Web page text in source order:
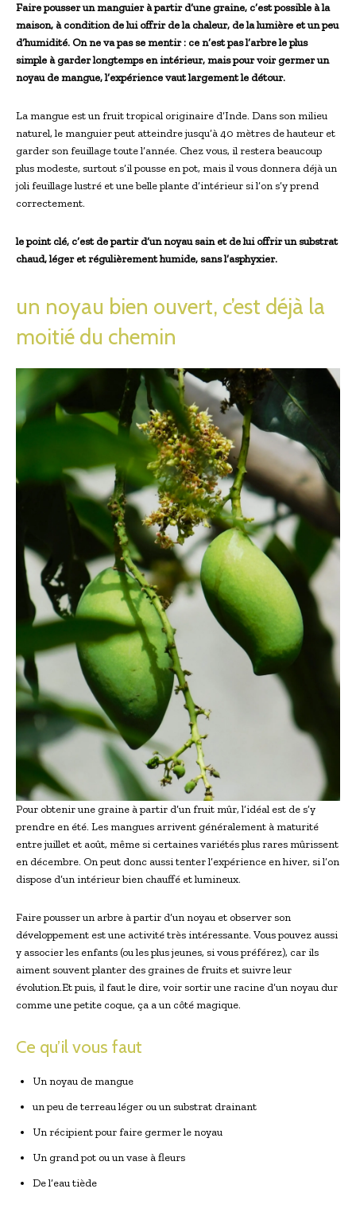
Faire pousser un manguier à partir d’une graine, c’est possible à la
maison, à condition de lui offrir de la chaleur, de la lumière et un peu
d’humidité. On ne va pas se mentir : ce n’est pas l’arbre le plus
simple à garder longtemps en intérieur, mais pour voir germer un
noyau de mangue, l’expérience vaut largement le détour.
La mangue est un fruit tropical originaire d’Inde. Dans son milieu
naturel, le manguier peut atteindre jusqu’à 40 mètres de hauteur et
garder son feuillage toute l’année. Chez vous, il restera beaucoup
plus modeste, surtout s’il pousse en pot, mais il vous donnera déjà un
joli feuillage lustré et une belle plante d’intérieur si l’on s’y prend
correctement.
le point clé, c’est de partir d’un noyau sain et de lui offrir un substrat
chaud, léger et régulièrement humide, sans l’asphyxier.
un noyau bien ouvert, c’est déjà la
moitié du chemin
Pour obtenir une graine à partir d’un fruit mûr, l’idéal est de s’y
prendre en été. Les mangues arrivent généralement à maturité
entre juillet et août, même si certaines variétés plus rares mûrissent
en décembre. On peut donc aussi tenter l’expérience en hiver, si l’on
dispose d’un intérieur bien chauffé et lumineux.
Faire pousser un arbre à partir d’un noyau et observer son
développement est une activité très intéressante. Vous pouvez aussi
y associer les enfants (ou les plus jeunes, si vous préférez), car ils
aiment souvent planter des graines de fruits et suivre leur
évolution.Et puis, il faut le dire, voir sortir une racine d’un noyau dur
comme une petite coque, ça a un côté magique.
Ce qu’il vous faut
Un noyau de mangue
un peu de terreau léger ou un substrat drainant
Un récipient pour faire germer le noyau
Un grand pot ou un vase à fleurs
De l’eau tiède